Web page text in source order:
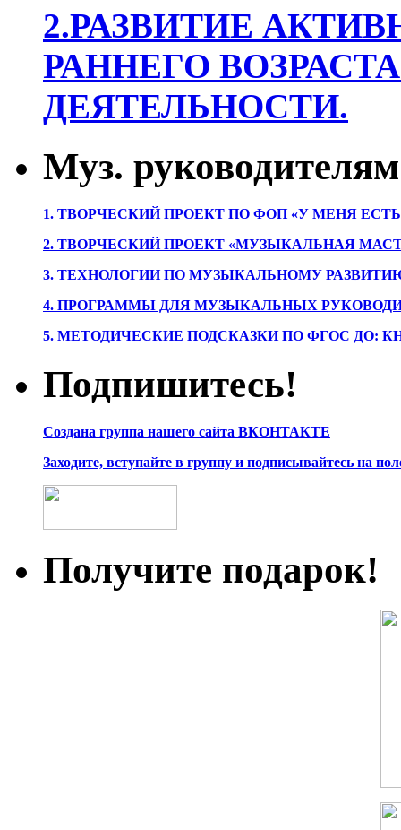
2.РАЗВИТИЕ
РАННЕГО
ДЕЯТЕЛЬНОСТИ.
Муз. руководителям
1. ТВОРЧЕСКИЙ ПРОЕКТ ПО ФОП «У МЕНЯ
2. ТВОРЧЕСКИЙ ПРОЕКТ «МУЗЫКАЛЬНАЯ
3. ТЕХНОЛОГИИ ПО МУЗЫКАЛЬНОМУ
4. ПРОГРАММЫ ДЛЯ МУЗЫКАЛЬНЫХ
5. МЕТОДИЧЕСКИЕ ПОДСКАЗКИ ПО ФГОС ДО:
Подпишитесь!
Создана группа нашего сайта ВКОНТАКТЕ
Заходите, вступайте в группу и подписывайтесь на
Получите подарок!